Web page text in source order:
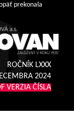
prekonala
ROČNÍK LXXX
2024
VERZIA ČÍSLA